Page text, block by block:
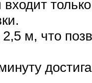
входит
м, что